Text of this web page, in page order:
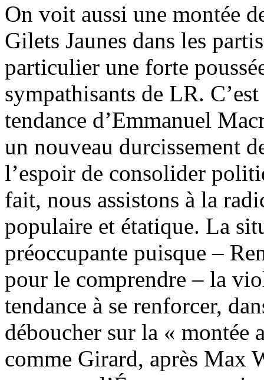
On voit aussi une montée
Gilets Jaunes dans les
particulier une forte
sympathisants de LR.
tendance d’Emmanuel
un nouveau durcissement
l’espoir de consolider
fait, nous assistons à la
populaire et étatique. La
préoccupante puisque –
pour le comprendre – la
tendance à se renforcer,
déboucher sur la « montée
comme Girard, après Max